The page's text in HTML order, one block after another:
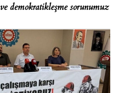
demokratikleşme sorunumuz